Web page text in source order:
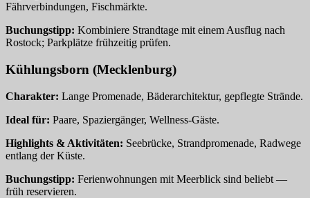
Fährverbindungen, Fischmärkte.
Buchungstipp: Kombiniere Strandtage mit einem Ausflug nach
Rostock; Parkplätze frühzeitig prüfen.
Kühlungsborn (Mecklenburg)
Charakter: Lange Promenade, Bäderarchitektur, gepflegte Strände.
Ideal für: Paare, Spaziergänger, Wellness‑Gäste.
Highlights & Aktivitäten: Seebrücke, Strandpromenade, Radwege
entlang der Küste.
Buchungstipp: Ferienwohnungen mit Meerblick sind beliebt —
früh reservieren.